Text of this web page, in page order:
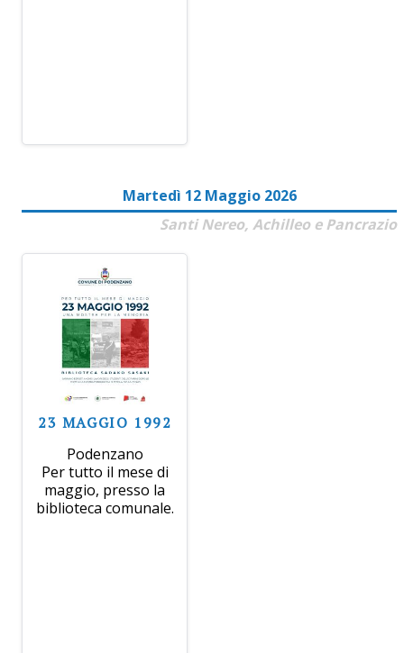
Martedì 12 Maggio 2026
Santi Nereo, Achilleo e Pancrazio
23 MAGGIO 1992
Podenzano
Per tutto il mese di
maggio, presso la
biblioteca comunale.